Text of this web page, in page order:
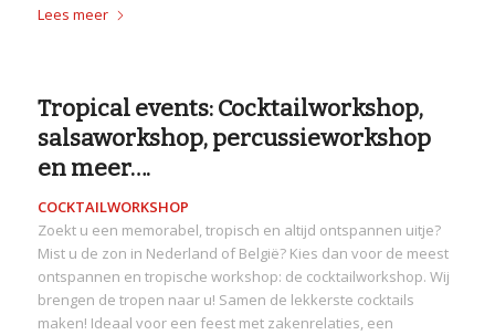
Lees meer
Tropical events: Cocktailworkshop,
salsaworkshop, percussieworkshop
en meer….
COCKTAILWORKSHOP
Zoekt u een memorabel, tropisch en altijd ontspannen uitje?
Mist u de zon in Nederland of België? Kies dan voor de meest
ontspannen en tropische workshop: de cocktailworkshop. Wij
brengen de tropen naar u! Samen de lekkerste cocktails
maken! Ideaal voor een feest met zakenrelaties, een